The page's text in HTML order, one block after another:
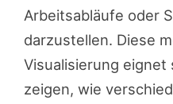
Arbeitsabläufe oder
darzustellen. Diese
Visualisierung
zeigen, wie